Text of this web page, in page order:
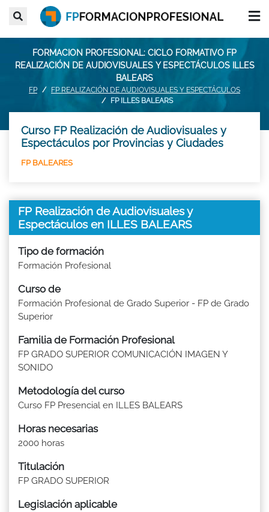
FORMACION PROFESIONAL: CICLO FORMATIVO FP
REALIZACIÓN DE AUDIOVISUALES Y ESPECTÁCULOS ILLES
BALEARS
FP
FP REALIZACIÓN DE AUDIOVISUALES Y ESPECTÁCULOS
FP ILLES BALEARS
Curso FP Realización de Audiovisuales y
Espectáculos por Provincias y Ciudades
FP BALEARES
FP Realización de Audiovisuales y
Espectáculos en ILLES BALEARS
Tipo de formación
Formación Profesional
Curso de
Formación Profesional de Grado Superior - FP de Grado
Superior
Familia de Formación Profesional
FP GRADO SUPERIOR COMUNICACIÓN IMAGEN Y
SONIDO
Metodología del curso
Curso FP Presencial en ILLES BALEARS
Horas necesarias
2000 horas
Titulación
FP GRADO SUPERIOR
Legislación aplicable